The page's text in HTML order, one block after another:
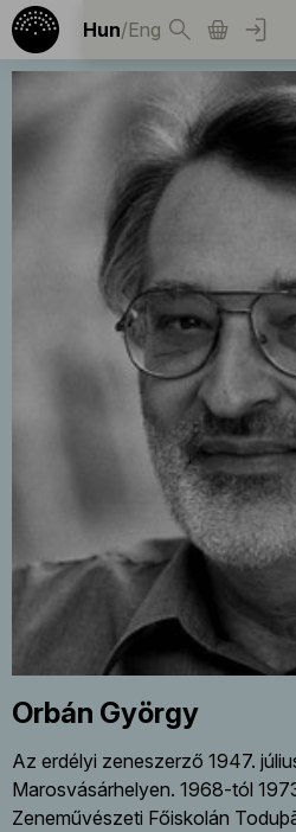
Hun/Eng
Orbán György
Az erdélyi zeneszerző 1947.
Marosvásárhelyen. 1968-tól
Zeneművészeti Főiskolán